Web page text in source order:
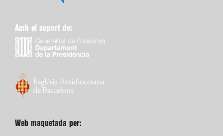
Amb el suport de:
Web maquetada per: